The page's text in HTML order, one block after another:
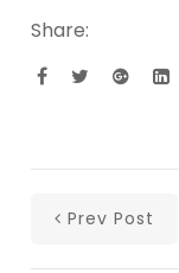
Share:
Prev Post